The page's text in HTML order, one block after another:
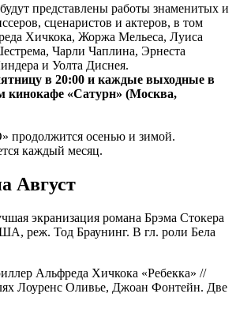
представлены работы знаменитых и
сценаристов и актеров, в том
Хичкока, Жоржа Мельеса, Луиса
Чарли Чаплина, Эрнеста
и Уолта Диснея.
в 20:00 и каждые выходные в
кинокафе «Сатурн» (Москва,
продолжится осенью и зимой.
каждый месяц.
Август
экранизация романа Брэма Стокера
реж. Тод Браунинг. В гл. роли Бела
Альфреда Хичкока «Ребекка» //
Лоуренс Оливье, Джоан Фонтейн. Две